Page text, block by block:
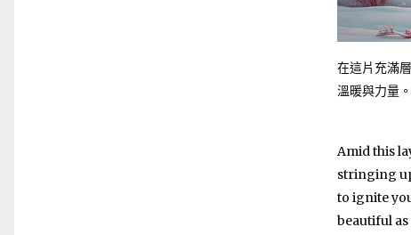
在這片充滿
溫暖與力量
Amid this
stringing
to ignite
beautiful